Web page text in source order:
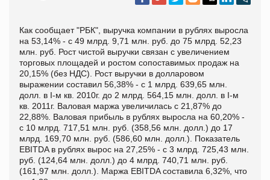
Как сообщает "РБК", выручка компании в рублях выросла
на 53,14% - с 49 млрд. 9,71 млн. руб. до 75 млрд. 52,23
млн. руб. Рост чистой выручки связан с увеличением
торговых площадей и ростом сопоставимых продаж на
20,15% (без НДС). Рост выручки в долларовом
выражении составил 56,38% - с 1 млрд. 639,65 млн.
долл. в I-м кв. 2010г. до 2 млрд. 564,15 млн. долл. в I-м
кв. 2011г. Валовая маржа увеличилась с 21,87% до
22,88%. Валовая прибыль в рублях выросла на 60,20% -
с 10 млрд. 717,51 млн. руб. (358,56 млн. долл.) до 17
млрд. 169,70 млн. руб. (586,60 млн. долл.). Показатель
EBITDA в рублях вырос на 27,25% - с 3 млрд. 725,43 млн.
руб. (124,64 млн. долл.) до 4 млрд. 740,71 млн. руб.
(161,97 млн. долл.). Маржа EBITDA составила 6,32%, что